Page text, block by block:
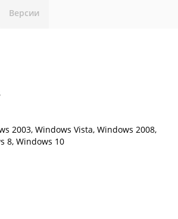
Версии
2003, Windows Vista, Windows 2008,
8, Windows 10